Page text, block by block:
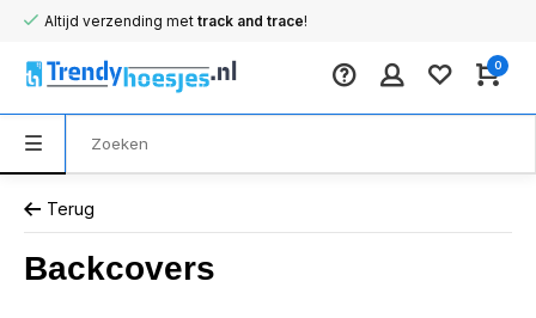
Altijd verzending met track and trace!
0
Terug
Backcovers